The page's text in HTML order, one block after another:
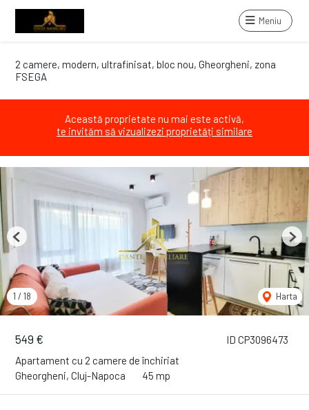
Meniu
2 camere, modern, ultrafinisat, bloc nou, Gheorgheni, zona
FSEGA
Această proprietate nu mai este activă,
te invităm să vizualizezi proprietăți similare
ID CP3096473
549 €
Apartament cu 2 camere de închiriat
Gheorgheni, Cluj-Napoca
45 mp
1 / 18 Harta
Previous Next